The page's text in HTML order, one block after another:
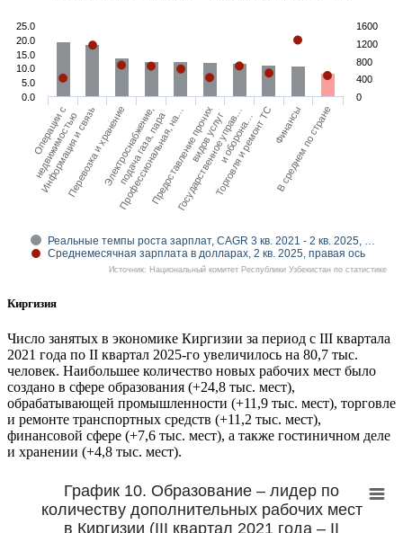
Реальные темпы роста зарплат, CAGR 3 кв. 2021 - 2 кв. 2025, …
Среднемесячная зарплата в долларах, 2 кв. 2025, правая ось
Операции с
недвижимостью
Информация и связь
Перевозка и хранениеЭлектроснабжение,
подача газа, пара
Профессиональная, на…
Предоставление прочих
видов услуг
Государственное управ…
и оборона…
Торговля и ремонт ТС Финансы
В среднем по стране
400
800
1200
0
1600
0.0
5.0
10.0
15.0
20.0
25.0
Источник: Национальный комитет Республики Узбекистан по статистике
Киргизия
Число занятых в экономике Киргизии за период с III квартала
2021 года по II квартал 2025-го увеличилось на 80,7 тыс.
человек. Наибольшее количество новых рабочих мест было
создано в сфере образования (+24,8 тыс. мест),
обрабатывающей промышленности (+11,9 тыс. мест), торговле
и ремонте транспортных средств (+11,2 тыс. мест),
финансовой сфере (+7,6 тыс. мест), а также гостиничном деле
и хранении (+4,8 тыс. мест).
График 10. Образование – лидер по
количеству дополнительных рабочих мест
в Киргизии (III квартал 2021 года – II